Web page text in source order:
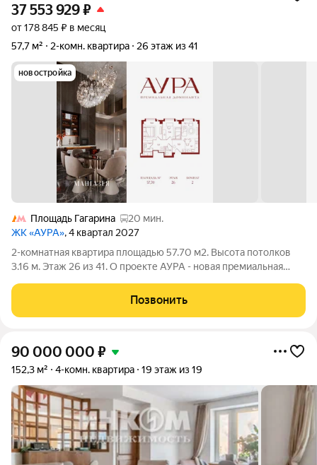
37 553 929₽
от 178 845 ₽ в месяц
57,7 м²
2-комн. квартира 26 этаж из 41
новостройка
Площадь Гагарина
20 мин.
ЖК «АУРА», 4 квартал 2027
2-комнатная квартира площадью 57.70 м2. Высота потолков
3.16 м. Этаж 26 из 41. О проекте АУРА - новая премиальная
состоит из 42-этажной Бронзовой башни и 41-этажной
Серебряной. Рядом
Позвонить
90 000 000 ₽
152,3 м² 4-комн. квартира 19 этаж из 19